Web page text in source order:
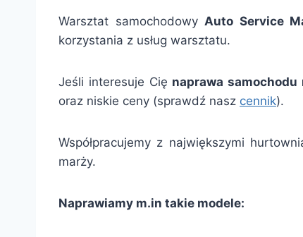
Warsztat samochodowyAuto Service
korzystania z usług warsztatu.
Jeśli interesuje Cię naprawa samochodu
oraz niskie ceny (sprawdź nasz cennik).
Współpracujemy z największymi
marży.
Naprawiamy m.in takie modele: